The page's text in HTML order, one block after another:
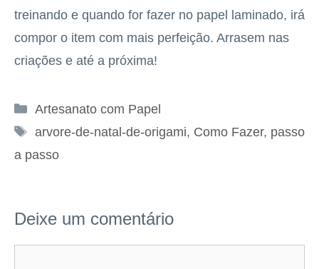
treinando e quando for fazer no papel laminado, irá
compor o item com mais perfeição. Arrasem nas
criações e até a próxima!
Categorias
Artesanato com Papel
Tags
arvore-de-natal-de-origami, Como Fazer, passo
a passo
Deixe um comentário